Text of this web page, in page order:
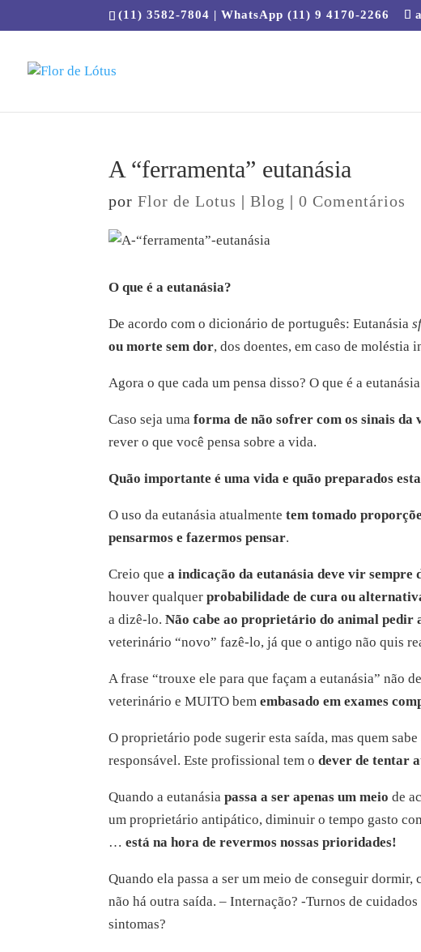
(11) 3582-7804 | WhatsApp (11) 9 4170-2266
A “ferramenta” eutanásia
porFlor de Lotus |Blog |0 Comentários
O que é a eutanásia?
De acordo com o dicionário de português: Eutanásia
ou morte sem dor, dos doentes, em caso de moléstia
Agora o que cada um pensa disso? O que é a
Caso seja umaforma de não sofrer com os sinais da
rever o que você pensa sobre a vida.
Quão importante é uma vida e quão preparados
O uso da eutanásia atualmentetem tomado
pensarmos e fazermos pensar.
Creio quea indicação da eutanásia deve vir sempre
houver qualquerprobabilidade de cura ou
a dizê-lo.Não cabe ao proprietário do animal pedir
veterinário “novo” fazê-lo, já que o antigo não quis
A frase “trouxe ele para que façam a eutanásia” não
veterinário e MUITO bemembasado em exames
O proprietário pode sugerir esta saída, mas quem
responsável. Este profissional tem odever de tentar
Quando a eutanásiapassa a ser apenas um meio de
um proprietário antipático, diminuir o tempo gasto
…está na hora de revermos nossas prioridades!
Quando ela passa a ser um meio de conseguir
não há outra saída. – Internação? -Turnos de
sintomas?